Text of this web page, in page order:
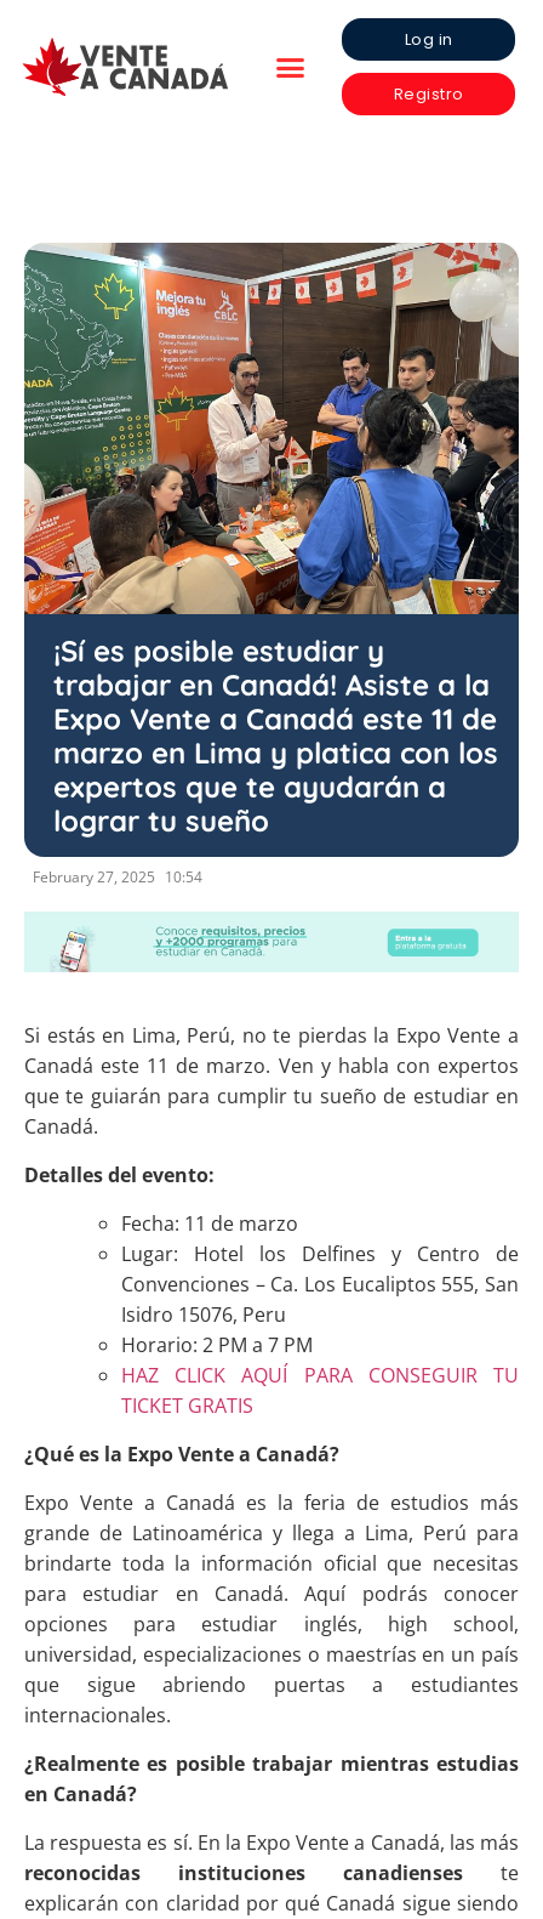
Log in
Registro
¡Sí es posible estudiar y
trabajar en Canadá! Asiste a la
Expo Vente a Canadá este 11 de
marzo en Lima y platica con los
expertos que te ayudarán a
lograr tu sueño
February 27, 2025 10:54
Si estás en Lima, Perú, no te pierdas la Expo Vente a
Canadá este 11 de marzo. Ven y habla con expertos
que te guiarán para cumplir tu sueño de estudiar en
Canadá.
Detalles del evento:
Fecha: 11 de marzo
Lugar: Hotel los Delfines y Centro de
Convenciones – Ca. Los Eucaliptos 555, San
Isidro 15076, Peru
Horario: 2 PM a 7 PM
HAZ CLICK AQUÍ PARA CONSEGUIR TU
TICKET GRATIS
¿Qué es la Expo Vente a Canadá?
Expo Vente a Canadá es la feria de estudios más
grande de Latinoamérica y llega a Lima, Perú para
brindarte toda la información oficial que necesitas
para estudiar en Canadá. Aquí podrás conocer
opciones para estudiar inglés, high school,
universidad, especializaciones o maestrías en un país
que sigue abriendo puertas a estudiantes
internacionales.
¿Realmente es posible trabajar mientras estudias
en Canadá?
La respuesta es sí. En la Expo Vente a Canadá, las más
reconocidas instituciones canadienses te
explicarán con claridad por qué Canadá sigue siendo